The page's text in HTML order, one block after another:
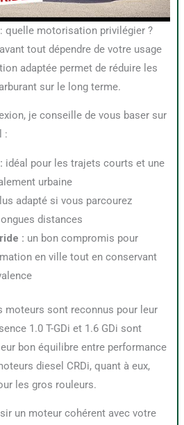
quelle motorisation privilégier ?
adaptée permet de réduire les
sur le long terme.
:
idéal pour les trajets courts et une
urbaine
adapté si vous parcourez
distances
: un bon compromis pour
en ville tout en conservant
1.0 T-GDi et 1.6 GDi sont
bon équilibre entre performance
diesel CRDi, quant à eux,
les gros rouleurs.